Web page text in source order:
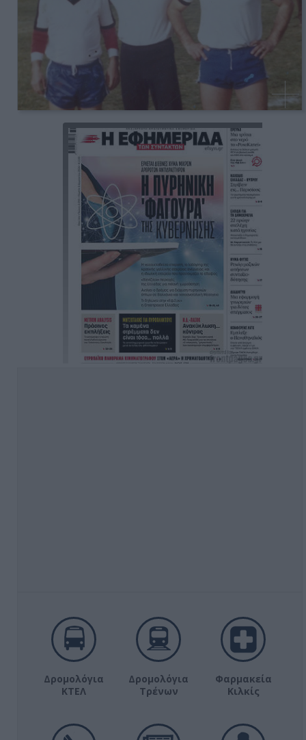
Δρομολόγια
ΚΤΕΛ
Δρομολόγια
Τρένων
Φαρμακεία
Κιλκίς